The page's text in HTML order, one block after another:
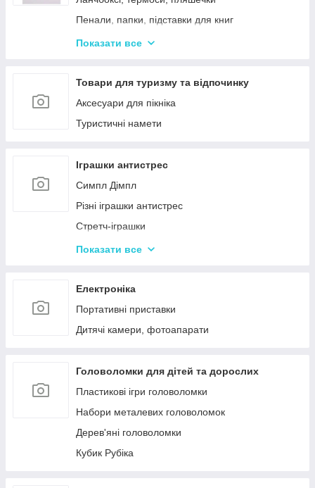
Пенали, папки, підставки для книг
Фарбі, пензлики, альбоми
Зошити, блокноти, щоденники, обкладинки
Наклейки, стікери, закладки
Кольоровий папір, картон, клей
Циркулі, лінійки, трафарети
Художні аксесуари та інструменти
Показати все
Товари для туризму та відпочинку
Аксесуари для пікніка
Туристичні намети
Іграшки антистрес
Симпл Дімпл
Різні іграшки антистрес
Стретч-іграшки
Іграшки Pop it
Показати все
Електроніка
Портативні приставки
Дитячі камери, фотоапарати
Головоломки для дітей та дорослих
Пластикові ігри головоломки
Набори металевих головоломок
Дерев'яні головоломки
Кубик Рубіка